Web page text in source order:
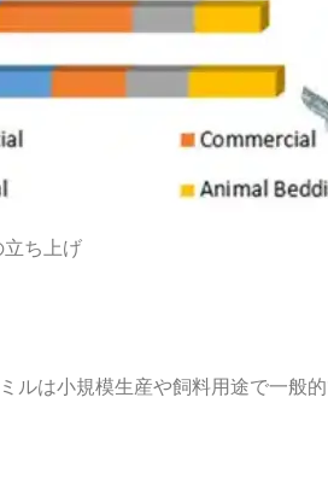
立ち上げ
は小規模生産や飼料用途で一般